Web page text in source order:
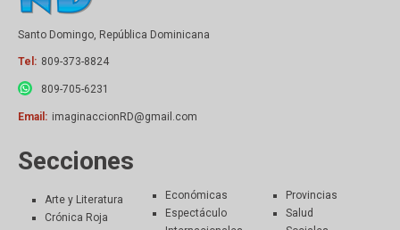
Santo Domingo, República Dominicana
Tel: 809-373-8824
809-705-6231
Email: imaginaccionRD@gmail.com
Secciones
Arte y Literatura
Crónica Roja
Económicas
Espectáculo
Provincias
Salud